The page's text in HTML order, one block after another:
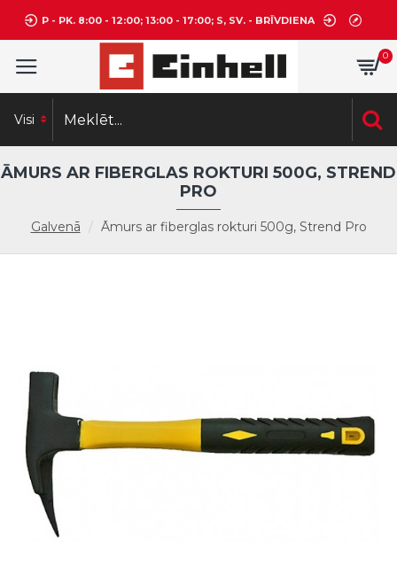
P - PK. 8:00 - 12:00; 13:00 - 17:00; S, SV. - BRĪVDIENA
0
Visi
Galvenā Āmurs ar fiberglas rokturi 500g, Strend Pro
ĀMURS AR FIBERGLAS ROKTURI 500G, STREND
PRO